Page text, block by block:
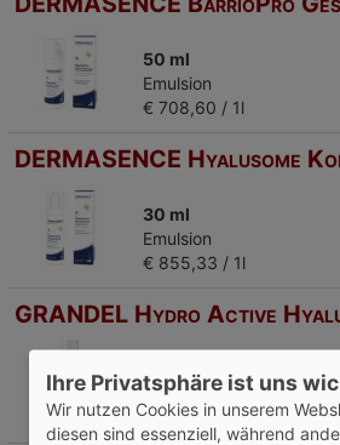
50 ml
Emulsion
€ 708,60 / 1l
DERMASENCE Hyalusome
30 ml
Emulsion
€ 855,33 / 1l
GRANDEL Hydro Active
Kapseln
€ 0,91 / 1St
Ihre Privatsphäre ist uns
Wir nutzen Cookies in unserem
diesen sind essenziell, während